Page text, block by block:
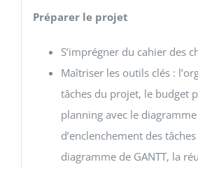
Préparer le projet
S’imprégner du cahier des
Maîtriser les outils clés :
tâches du projet, le budget
planning avec le diagramme
d’enclenchement des tâches
diagramme de GANTT, la